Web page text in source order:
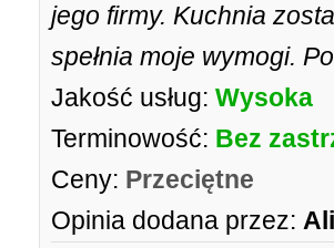
jego firmy. Kuchnia
spełnia moje wymogi.
Jakość usług: Wysoka
Terminowość: Bez
Ceny: Przeciętne
Opinia dodana przez: